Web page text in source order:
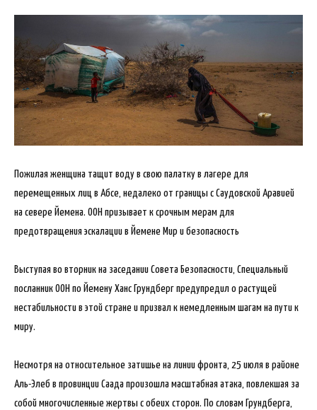
Пожилая женщина тащит воду в свою палатку в лагере для
перемещенных лиц в Абсе, недалеко от границы с Саудовской Аравией
на севере Йемена. ООН призывает к срочным мерам для
предотвращения эскалации в Йемене Мир и безопасность
Выступая во вторник на заседании Совета Безопасности, Специальный
посланник ООН по Йемену Ханс Грундберг предупредил о растущей
нестабильности в этой стране и призвал к немедленным шагам на пути к
миру.
Несмотря на относительное затишье на линии фронта, 25 июля в районе
Аль-Элеб в провинции Саада произошла масштабная атака, повлекшая за
собой многочисленные жертвы с обеих сторон. По словам Грундберга,